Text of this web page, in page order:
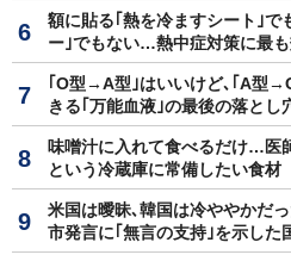
額に貼る｢熱を冷ますシート｣で
ー｣でもない…熱中症対策に最
｢O型→A型｣はいいけど､｢A型
きる｢万能血液｣の最後の落とし
味噌汁に入れて食べるだけ…医
という冷蔵庫に常備したい食材
米国は曖昧､韓国は冷ややかだ
市発言に｢無言の支持｣を示した